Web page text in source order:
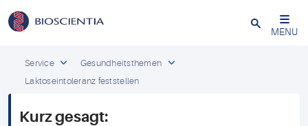
Schließen
MENU
Service
Gesundheitsthemen
Laktoseintoleranz feststellen
Kurz gesagt: